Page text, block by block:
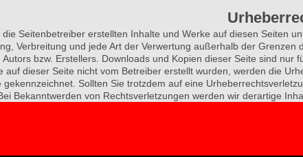
die Seitenbetreiber erstellten Inhalte und Werke auf diesen Seiten
Verbreitung und jede Art der Verwertung außerhalb der
Autors bzw. Erstellers. Downloads und Kopien dieser Seite sind
auf dieser Seite nicht vom Betreiber erstellt wurden, werden die
gekennzeichnet. Sollten Sie trotzdem auf eine
Bekanntwerden von Rechtsverletzungen werden wir derartige